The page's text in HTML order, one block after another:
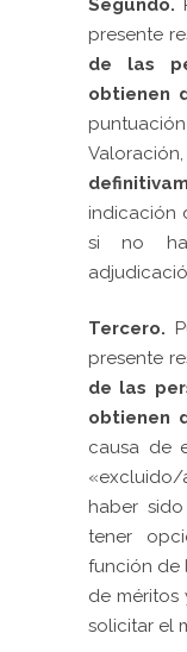
Segundo.
presente
de las
obtienen
indicación
si no
Tercero.
presente
de las
obtienen
causa de
haber
tener
función de
de méritos
solicitar el